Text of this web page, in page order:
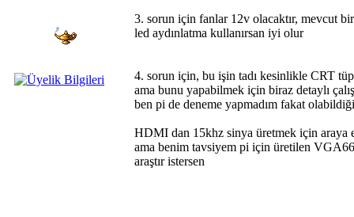
3. sorun için fanlar 12v olacaktır, mevcut bir
led aydınlatma kullanırsan iyi olur
4. sorun için, bu işin tadı kesinlikle CRT
ama bunu yapabilmek için biraz detaylı
ben pi de deneme yapmadım fakat
HDMI dan 15khz sinya üretmek için araya
ama benim tavsiyem pi için üretilen
araştır istersen